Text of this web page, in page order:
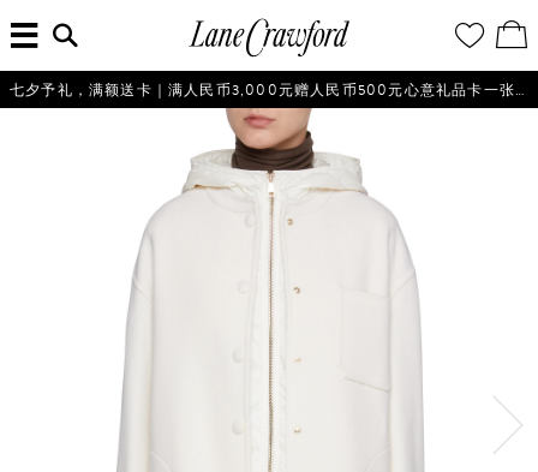
佛
探
你
的
的
愿
望
清
单
看
／
修
改
购
单
入
搜
索
信
息...
七夕予礼，满额送卡｜满人民币3,000元赠人民币500元心意礼品卡一张，仅限不产生退货的会员参与。